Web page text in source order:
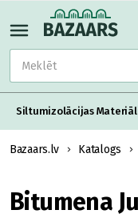
Siltumizolācijas
Bazaars.lv Katalogs
Bitumena